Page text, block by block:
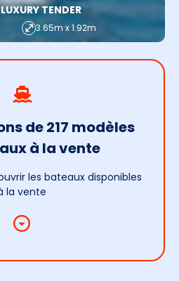
TENDER
3.65m x 1.92m
de 217 modèles
à la vente
les bateaux disponibles
la vente